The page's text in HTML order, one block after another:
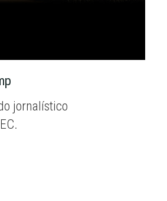
jornalístico